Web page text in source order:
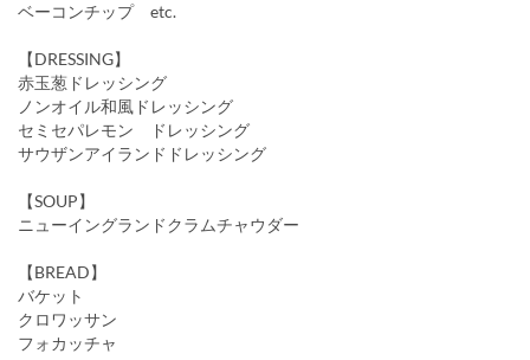
ベーコンチップ etc.
【DRESSING】
赤玉葱ドレッシング
ノンオイル和風ドレッシング
セミセパレモン ドレッシング
サウザンアイランドドレッシング
【SOUP】
ニューイングランドクラムチャウダー
【BREAD】
バケット
クロワッサン
フォカッチャ